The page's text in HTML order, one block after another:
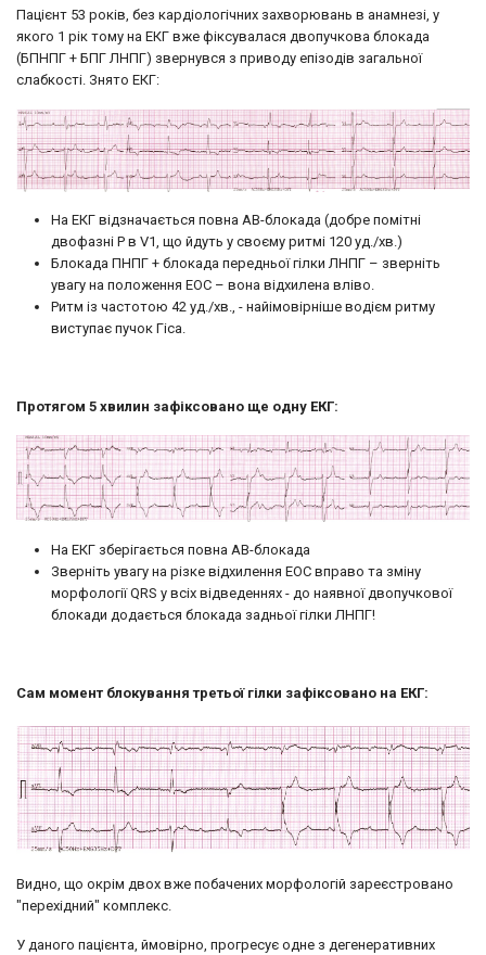
Пацієнт 53 років, без кардіологічних захворювань в анамнезі, у
якого 1 рік тому на ЕКГ вже фіксувалася двопучкова блокада
(БПНПГ + БПГ ЛНПГ) звернувся з приводу епізодів загальної
слабкості. Знято ЕКГ:
На ЕКГ відзначається повна АВ-блокада (добре помітні
двофазні Р в V1, що йдуть у своєму ритмі 120 уд./хв.)
Блокада ПНПГ + блокада передньої гілки ЛНПГ – зверніть
увагу на положення ЕОС – вона відхилена вліво.
Ритм із частотою 42 уд./хв., - найімовірніше водієм ритму
виступає пучок Гіса.
Протягом 5 хвилин зафіксовано ще одну ЕКГ:
На ЕКГ зберігається повна АВ-блокада
Зверніть увагу на різке відхилення ЕОС вправо та зміну
морфології QRS у всіх відведеннях - до наявної двопучкової
блокади додається блокада задньої гілки ЛНПГ!
Сам момент блокування третьої гілки зафіксовано на ЕКГ:
Видно, що окрім двох вже побачених морфологій зареєстровано
"перехідний" комплекс.
У даного пацієнта, ймовірно, прогресує одне з дегенеративних